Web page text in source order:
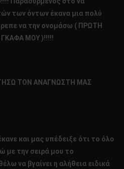
των όντων έκανα μια πολύ
να την ονομάσω ( ΠΡΩΤΗ
ΜΟΥ )!!!!!
ΤΟΝ ΑΝΑΓΝΩΣΤΗ ΜΑΣ
και μας υπέδειξε ότι το όλο
με την σειρά μου το
να βγαίνει η αλήθεια ειδικά